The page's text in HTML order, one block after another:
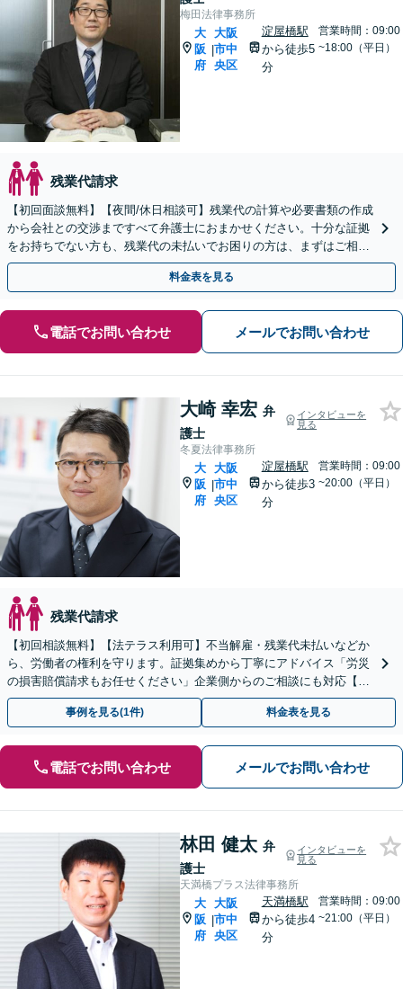
梅田法律事務所
大
阪
府
|
大阪
市中
央区
淀屋橋駅
から徒歩5
分
営業時間：09:00
~18:00（平日）
残業代請求
【初回面談無料】【夜間/休日相談可】残業代の計算や必要書類の作成
から会社との交渉まですべて弁護士におまかせください。十分な証拠
をお持ちでない方も、残業代の未払いでお困りの方は、まずはご相談
ください。
料金表を見る
電話でお問い合わせ メールでお問い合わせ
大崎 幸宏 弁
護士
インタビューを
見る
冬夏法律事務所
大
阪
府
|
大阪
市中
央区
淀屋橋駅
から徒歩3
分
営業時間：09:00
~20:00（平日）
残業代請求
【初回相談無料】【法テラス利用可】不当解雇・残業代未払いなどか
ら、労働者の権利を守ります。証拠集めから丁寧にアドバイス「労災
の損害賠償請求もお任せください」企業側からのご相談にも対応【電
話相談可能】【夜間・休日面談】【淀屋橋駅・北浜駅5分】
事例を見る(1件) 料金表を見る
電話でお問い合わせ メールでお問い合わせ
林田 健太 弁
護士
インタビューを
見る
天満橋プラス法律事務所
大
阪
府
|
大阪
市中
央区
天満橋駅
から徒歩4
分
営業時間：09:00
~21:00（平日）